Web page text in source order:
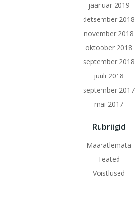
jaanuar 2019
detsember 2018
november 2018
oktoober 2018
september 2018
juuli 2018
september 2017
mai 2017
Rubriigid
Määratlemata
Teated
Võistlused